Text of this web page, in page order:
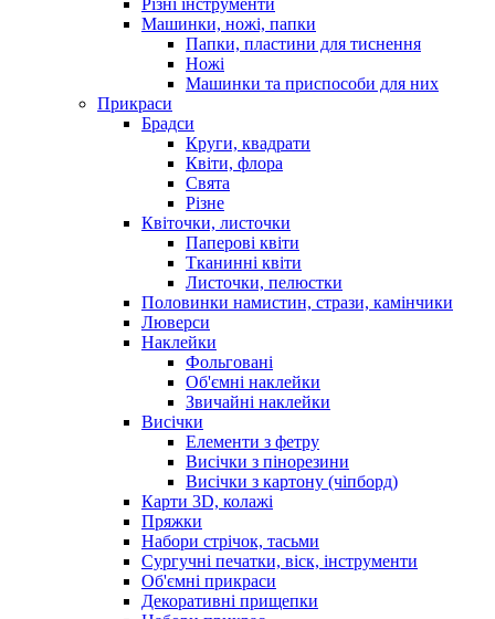
Машинки, ножі, папки
Папки, пластини для тиснення
Ножі
Машинки та приспособи для них
Прикраси
Брадси
Круги, квадрати
Квіти, флора
Свята
Різне
Квіточки, листочки
Паперові квіти
Тканинні квіти
Листочки, пелюстки
Половинки намистин, стрази, камінчики
Люверси
Наклейки
Фольговані
Об'ємні наклейки
Звичайні наклейки
Висічки
Елементи з фетру
Висічки з пінорезини
Висічки з картону (чіпборд)
Карти 3D, колажі
Пряжки
Набори стрічок, тасьми
Сургучні печатки, віск, інструменти
Об'ємні прикраси
Декоративні прищепки